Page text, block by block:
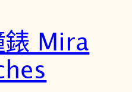
錶 Mira